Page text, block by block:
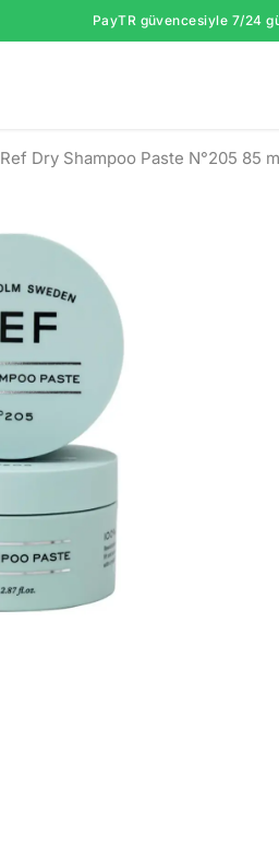
PayTR güvencesiyle 7/24
Ref Dry Shampoo Paste N°205 85